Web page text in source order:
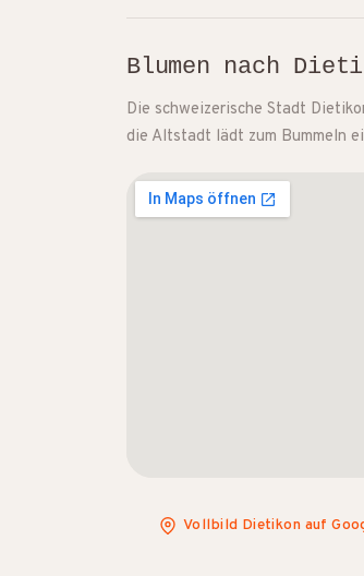
Blumen nach
Die schweizerische Stadt
die Altstadt lädt zum Bummeln
Vollbild Dietikon auf